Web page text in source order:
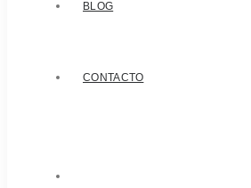
BLOG
CONTACTO